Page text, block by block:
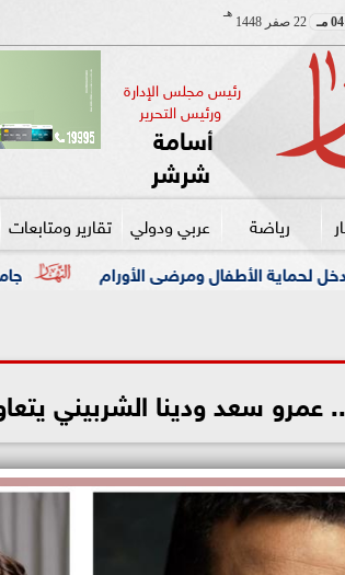
مـ 22 صفر 1448
هـ
رئيس مجلس الإدارة
ورئيس التحرير
أسامة
شرشر
رياضة عربي ودولي تقارير ومتابعات
جامعة بني سويف الأهلية الأورام
عمرو سعد ودينا الشربيني